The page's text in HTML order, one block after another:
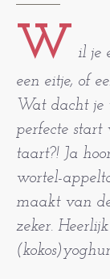
W
il je
een eitje, of
Wat dacht je
perfecte
taart?! Ja
wortel-
maakt van
zeker.